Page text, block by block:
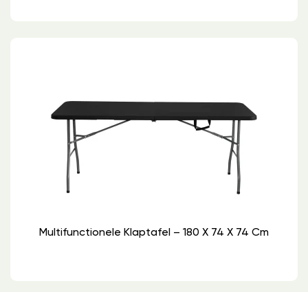
Multifunctionele Klaptafel – 180 X 74 X 74 Cm